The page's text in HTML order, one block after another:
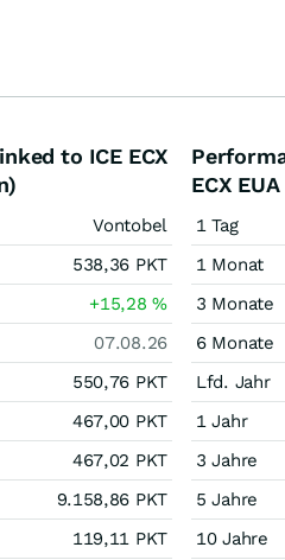
to ICE ECX
Vontobel
538,36 PKT
+15,28%
07.08.26
550,76 PKT
467,00 PKT
467,02 PKT
9.158,86 PKT
119,11 PKT
ECX
1 Tag
1 Monat
3 Monate
6 Monate
Lfd. Jahr
1 Jahr
3 Jahre
5 Jahre
10 Jahre